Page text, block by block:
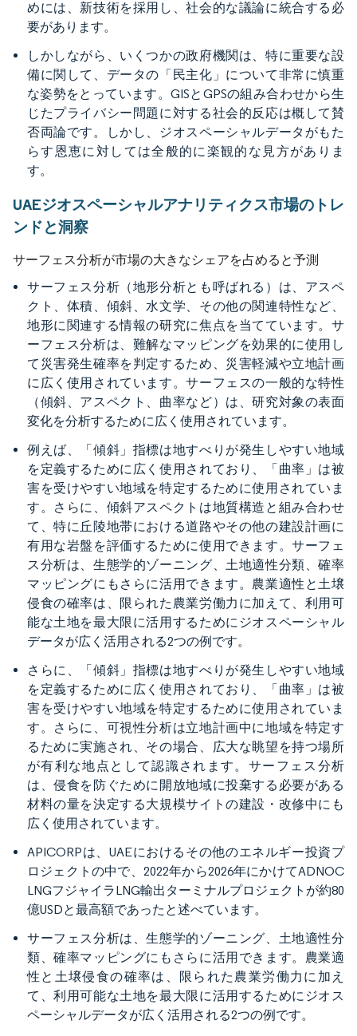
めには、新技術を採用し、社会的な議論に統合する必
要があります。
しかしながら、いくつかの政府機関は、特に重要な設
備に関して、データの「民主化」について非常に慎重
な姿勢をとっています。GISとGPSの組み合わせから生
じたプライバシー問題に対する社会的反応は概して賛
否両論です。しかし、ジオスペーシャルデータがもた
らす恩恵に対しては全般的に楽観的な見方がありま
す。
UAEジオスペーシャルアナリティクス市場のトレ
ンドと洞察
サーフェス分析が市場の大きなシェアを占めると予測
サーフェス分析（地形分析とも呼ばれる）は、アスペ
クト、体積、傾斜、水文学、その他の関連特性など、
地形に関連する情報の研究に焦点を当てています。サ
ーフェス分析は、難解なマッピングを効果的に使用し
て災害発生確率を判定するため、災害軽減や立地計画
に広く使用されています。サーフェスの一般的な特性
（傾斜、アスペクト、曲率など）は、研究対象の表面
変化を分析するために広く使用されています。
例えば、「傾斜」指標は地すべりが発生しやすい地域
を定義するために広く使用されており、「曲率」は被
害を受けやすい地域を特定するために使用されていま
す。さらに、傾斜アスペクトは地質構造と組み合わせ
て、特に丘陵地帯における道路やその他の建設計画に
有用な岩盤を評価するために使用できます。サーフェ
ス分析は、生態学的ゾーニング、土地適性分類、確率
マッピングにもさらに活用できます。農業適性と土壌
侵食の確率は、限られた農業労働力に加えて、利用可
能な土地を最大限に活用するためにジオスペーシャル
データが広く活用される2つの例です。
さらに、「傾斜」指標は地すべりが発生しやすい地域
を定義するために広く使用されており、「曲率」は被
害を受けやすい地域を特定するために使用されていま
す。さらに、可視性分析は立地計画中に地域を特定す
るために実施され、その場合、広大な眺望を持つ場所
が有利な地点として認識されます。サーフェス分析
は、侵食を防ぐために開放地域に投棄する必要がある
材料の量を決定する大規模サイトの建設・改修中にも
広く使用されています。
APICORPは、UAEにおけるその他のエネルギー投資プ
ロジェクトの中で、2022年から2026年にかけてADNOC
LNGフジャイラLNG輸出ターミナルプロジェクトが約80
億USDと最高額であったと述べています。
サーフェス分析は、生態学的ゾーニング、土地適性分
類、確率マッピングにもさらに活用できます。農業適
性と土壌侵食の確率は、限られた農業労働力に加え
て、利用可能な土地を最大限に活用するためにジオス
ペーシャルデータが広く活用される2つの例です。